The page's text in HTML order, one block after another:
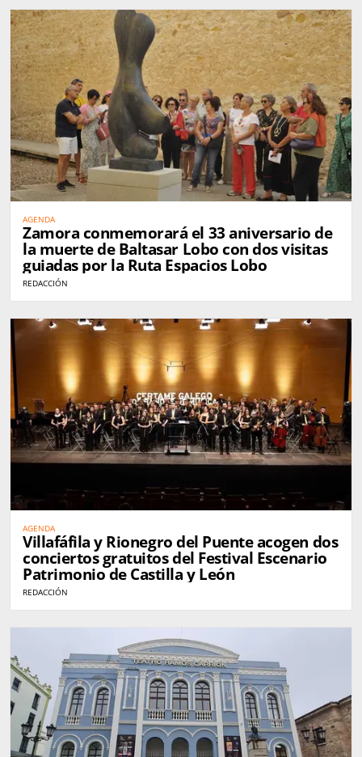
AGENDA
Zamora conmemorará el 33 aniversario de
la muerte de Baltasar Lobo con dos visitas
guiadas por la Ruta Espacios Lobo
REDACCIÓN
AGENDA
Villafáfila y Rionegro del Puente acogen dos
conciertos gratuitos del Festival Escenario
Patrimonio de Castilla y León
REDACCIÓN